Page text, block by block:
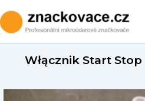
to
content
Włącznik Start Stop